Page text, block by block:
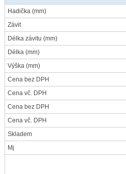
Hadička (mm)
Závit
Délka závitu (mm)
Délka (mm)
Výška (mm)
Cena bez DPH
Cena vč. DPH
Cena bez DPH
Cena vč. DPH
Skladem
Mj